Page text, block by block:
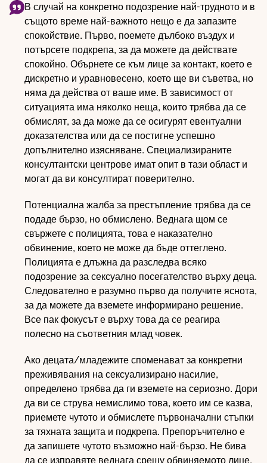
В случай на конкретно подозрение най-трудното и в
същото време най-важното нещо е да запазите
спокойствие. Първо, поемете дълбоко въздух и
потърсете подкрепа, за да можете да действате
спокойно. Обърнете се към лице за контакт, което е
дискретно и уравновесено, което ще ви съветва, но
няма да действа от ваше име. В зависимост от
ситуацията има няколко неща, които трябва да се
обмислят, за да може да се осигурят евентуални
доказателства или да се постигне успешно
допълнително изясняване. Специализираните
консултантски центрове имат опит в тази област и
могат да ви консултират поверително.
Потенциална жалба за престъпление трябва да се
подаде бързо, но обмислено. Веднага щом се
свържете с полицията, това е наказателно
обвинение, което не може да бъде оттеглено.
Полицията е длъжна да разследва всяко
подозрение за сексуално посегателство върху деца.
Следователно е разумно първо да получите яснота,
за да можете да вземете информирано решение.
Все пак фокусът е върху това да се реагира
полесно на съответния млад човек.
Ако децата/младежите споменават за конкретни
преживявания на сексуализирано насилие,
определено трябва да ги вземете на сериозно. Дори
да ви се струва немислимо това, което им се казва,
приемете чутото и обмислете първоначални стъпки
за тяхната защита и подкрепа. Препоръчително е
да запишете чутото възможно най-бързо. Не бива
да се изправяте веднага срещу обвиняемото лице,